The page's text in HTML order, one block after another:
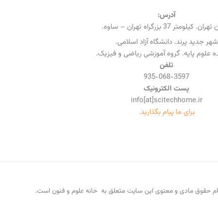
آدرس:
کیلومتر 37 بزرگراه تهران – ساوه.
شهر جدید پرند. دانشگاه آزاد اسلامی.
علوم پایه. گروه آموزشی ریاضی و فیزیک.
تلفن
935-068-3597
پست الکترونیک
info[at]scitechhome.ir
برای ما پیام بگذارید.
حقوق مادی و معنوی این سایت متعلق به خانه علوم و فنون است.